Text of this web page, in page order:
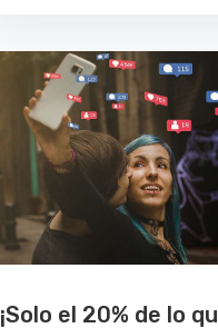
¡Solo el 20% de lo